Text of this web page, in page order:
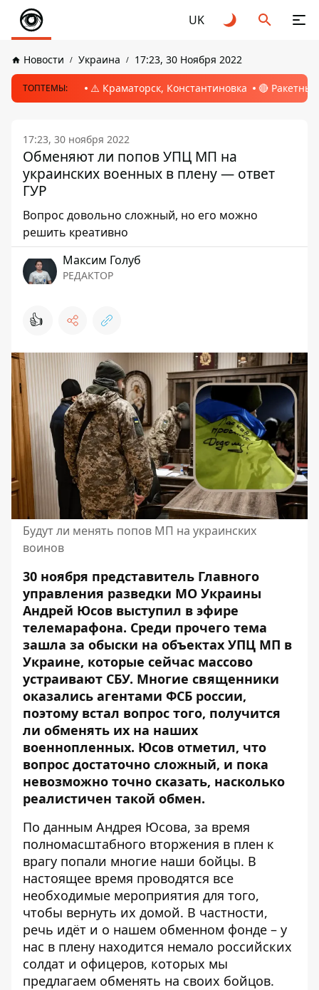
UK
Новости Украина 17:23, 30 Ноября 2022
ТОПТЕМЫ: ⚠️ Краматорск, Константиновка 🔴
17:23, 30 ноября 2022
Обменяют ли попов УПЦ МП на
украинских военных в плену — ответ
ГУР
Вопрос довольно сложный, но его можно
решить креативно
Максим Голуб
РЕДАКТОР
👍
Будут ли менять попов МП на украинских
воинов
30 ноября представитель Главного
управления разведки МО Украины
Андрей Юсов выступил в эфире
телемарафона. Среди прочего тема
зашла за обыски на объектах УПЦ МП в
Украине, которые сейчас массово
устраивают СБУ. Многие священники
оказались агентами ФСБ россии,
поэтому встал вопрос того, получится
ли обменять их на наших
военнопленных. Юсов отметил, что
вопрос достаточно сложный, и пока
невозможно точно сказать, насколько
реалистичен такой обмен.
По данным Андрея Юсова, за время
полномасштабного вторжения в плен к
врагу попали многие наши бойцы. В
настоящее время проводятся все
необходимые мероприятия для того,
чтобы вернуть их домой. В частности,
речь идёт и о нашем обменном фонде – у
нас в плену находится немало российских
солдат и офицеров, которых мы
предлагаем обменять на своих бойцов.